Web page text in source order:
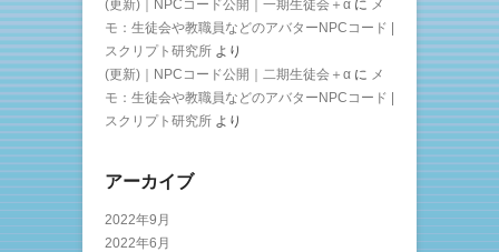
(更新)｜NPCコード公開｜一期生徒会＋α に メ
モ：生徒会や教職員などのアバターNPCコード |
スクリプト研究所 より
(更新)｜NPCコード公開｜二期生徒会＋α に メ
モ：生徒会や教職員などのアバターNPCコード |
スクリプト研究所 より
アーカイブ
2022年9月
2022年6月